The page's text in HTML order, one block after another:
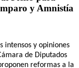
y Amnistía
intensos y opiniones
de Diputados
reformas a la